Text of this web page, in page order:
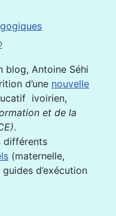
blog, Antoine Séhi
d’une nouvelle
ivoirien,
et de la
.
différents
(maternelle,
d’exécution